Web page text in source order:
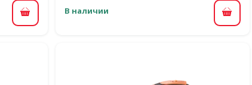
В корзину
В наличии
В